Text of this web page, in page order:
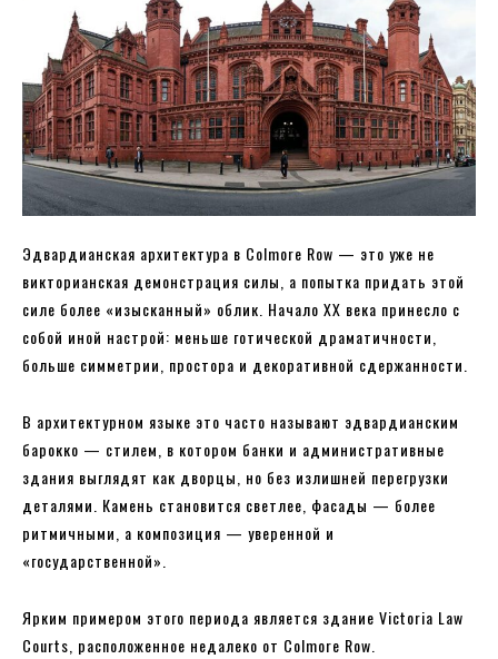
Эдвардианская архитектура в Colmore Row — это уже не
викторианская демонстрация силы, а попытка придать этой
силе более «изысканный» облик. Начало XX века принесло с
собой иной настрой: меньше готической драматичности,
больше симметрии, простора и декоративной сдержанности.
В архитектурном языке это часто называют эдвардианским
барокко — стилем, в котором банки и административные
здания выглядят как дворцы, но без излишней перегрузки
деталями. Камень становится светлее, фасады — более
ритмичными, а композиция — уверенной и
«государственной».
Ярким примером этого периода является здание Victoria Law
Courts, расположенное недалеко от Colmore Row.